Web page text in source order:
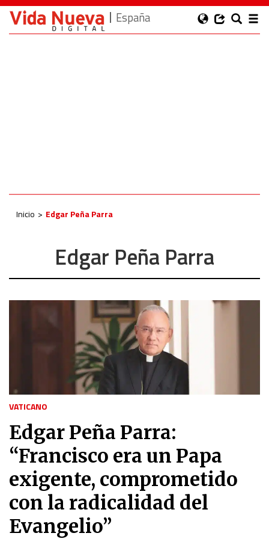
España
Inicio Edgar Peña Parra
Edgar Peña Parra
VATICANO
Edgar Peña Parra:
“Francisco era un Papa
exigente, comprometido
con la radicalidad del
Evangelio”